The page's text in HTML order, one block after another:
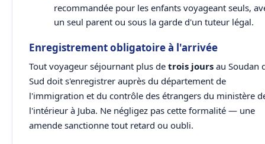
recommandée pour les enfants voyageant seuls,
un seul parent ou sous la garde d'un tuteur légal.
Enregistrement obligatoire à l'arrivée
Tout voyageur séjournant plus de trois jours au Soudan
Sud doit s'enregistrer auprès du département de
l'immigration et du contrôle des étrangers du ministère
l'intérieur à Juba. Ne négligez pas cette formalité — une
amende sanctionne tout retard ou oubli.